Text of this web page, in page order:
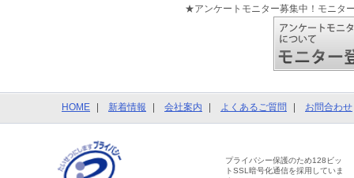
★アンケートモニター募集中！モニタ
HOME 新着情報 会社案内 よくあるご質問 お問合わせ
プライバシー保護のため128ビッ
トSSL暗号化通信を採用していま